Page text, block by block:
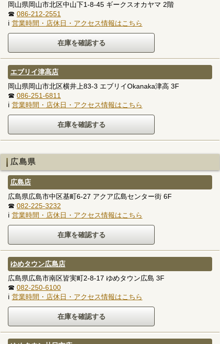
岡山県岡山市北区中山下1-8-45 ギークスオカヤマ 2階
☎ 086-212-2551
ℹ 営業時間・店休日・アクセス情報はこちら
エブリイ津高店
岡山県岡山市北区横井上83-3 エブリイOkanaka津高 3F
☎ 086-251-6811
ℹ 営業時間・店休日・アクセス情報はこちら
広島県
広島店
広島県広島市中区基町6-27 アクア広島センター街 6F
☎ 082-225-3232
ℹ 営業時間・店休日・アクセス情報はこちら
ゆめタウン広島店
広島県広島市南区皆実町2-8-17 ゆめタウン広島 3F
☎ 082-250-6100
ℹ 営業時間・店休日・アクセス情報はこちら